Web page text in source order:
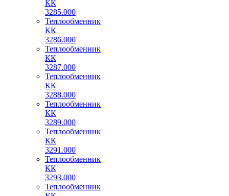
КК
3285.000
Теплообменник
КК
3286.000
Теплообменник
КК
3287.000
Теплообменник
КК
3288.000
Теплообменник
КК
3289.000
Теплообменник
КК
3291.000
Теплообменник
КК
3293.000
Теплообменник